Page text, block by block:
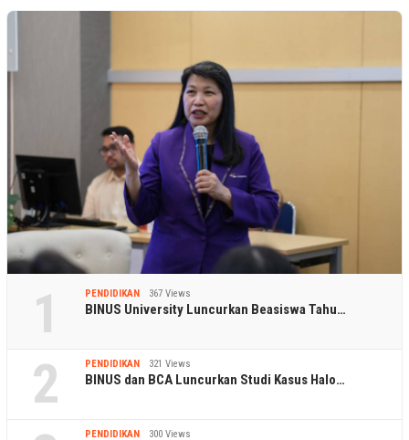
1 PENDIDIKAN 367 Views
BINUS University Luncurkan Beasiswa Tahu…
2 PENDIDIKAN 321 Views
BINUS dan BCA Luncurkan Studi Kasus Halo…
PENDIDIKAN 300 Views